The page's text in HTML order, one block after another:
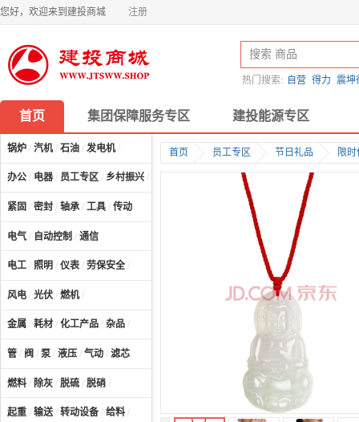
您好，欢迎来到建投商城 注册
热门搜索: 自营 得力 震坤
首页 集团保障服务专区 建投能源专区
锅炉 / 汽机/ 石油 / 发电机/
办公 / 电器 / 员工专区 / 乡村振兴 /
紧固 / 密封 / 轴承 / 工具 / 传动
电气 / 自动控制 / 通信
电工 / 照明 / 仪表 / 劳保安全 /
风电 / 光伏 / 燃机/
金属 / 耗材 / 化工产品 / 杂品 /
管 / 阀 / 泵 / 液压 / 气动 / 滤芯
燃料 / 除灰 / 脱硫 / 脱硝 /
起重 / 输送/ 转动设备 / 给料 /
首页 员工专区 节日礼品 限